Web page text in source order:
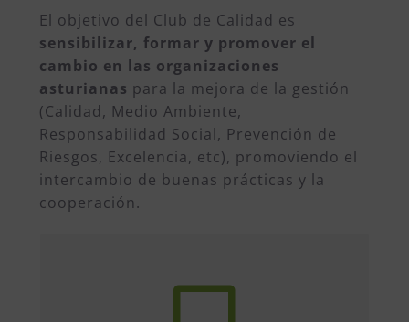
El objetivo del Club de Calidad es
sensibilizar, formar y promover el
cambio en las organizaciones
asturianas para la mejora de la gestión
(Calidad, Medio Ambiente,
Responsabilidad Social, Prevención de
Riesgos, Excelencia, etc), promoviendo el
intercambio de buenas prácticas y la
cooperación.
organizaciones y personas,